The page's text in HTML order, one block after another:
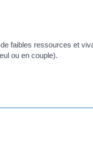
faibles ressources et
ou en couple).